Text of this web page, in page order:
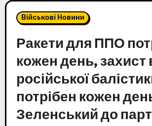
Військові Новини
Ракети для ППО
кожен день, захист
російської
потрібен кожен
Зеленський до